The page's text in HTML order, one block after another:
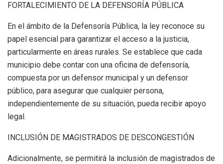
FORTALECIMIENTO DE LA DEFENSORÍA PÚBLICA
En el ámbito de la Defensoría Pública, la ley reconoce su
papel esencial para garantizar el acceso a la justicia,
particularmente en áreas rurales. Se establece que cada
municipio debe contar con una oficina de defensoría,
compuesta por un defensor municipal y un defensor
público, para asegurar que cualquier persona,
independientemente de su situación, pueda recibir apoyo
legal.
INCLUSIÓN DE MAGISTRADOS DE DESCONGESTIÓN
Adicionalmente, se permitirá la inclusión de magistrados de